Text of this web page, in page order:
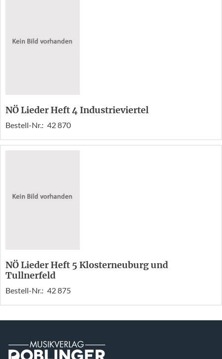
NÖ Lieder Heft 4 Industrieviertel
Bestell-Nr.: 42 870
NÖ Lieder Heft 5 Klosterneuburg und
Tullnerfeld
Bestell-Nr.: 42 875